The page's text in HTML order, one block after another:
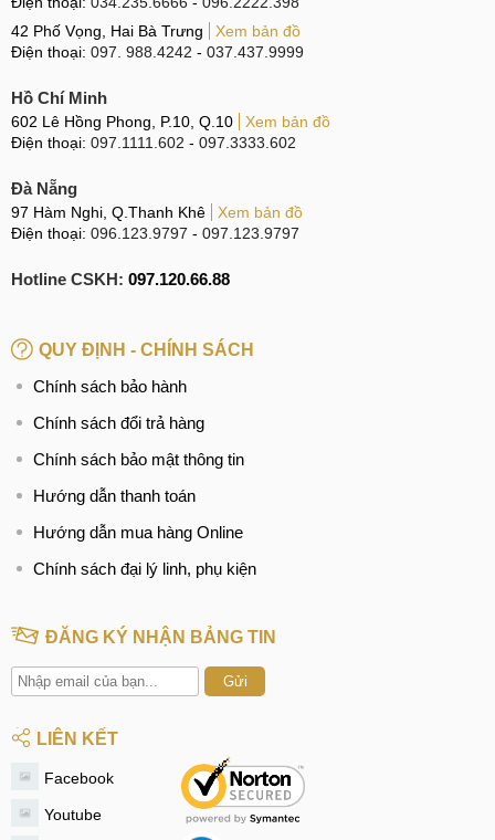
42 Phố Vọng, Hai Bà Trưng
Xem bản đồ
Điện thoại: 097. 988.4242 - 037.437.9999
Hồ Chí Minh
602 Lê Hồng Phong, P.10, Q.10
Xem bản đồ
Điện thoại: 097.1111.602 - 097.3333.602
Đà Nẵng
97 Hàm Nghi, Q.Thanh Khê
Xem bản đồ
Điện thoại: 096.123.9797 - 097.123.9797
Hotline CSKH: 097.120.66.88
QUY ĐỊNH - CHÍNH SÁCH
Chính sách bảo hành
Chính sách đổi trả hàng
Chính sách bảo mật thông tin
Hướng dẫn thanh toán
Hướng dẫn mua hàng Online
Chính sách đại lý linh, phụ kiện
ĐĂNG KÝ NHẬN BẢNG TIN
Gửi
LIÊN KẾT
Facebook
Youtube